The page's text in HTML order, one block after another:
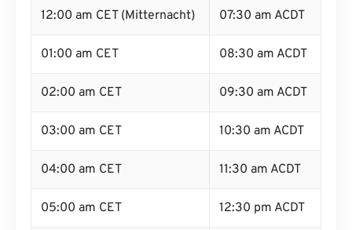
12:00 am CET (Mitternacht) 07:30 am ACDT
01:00 am CET 08:30 am ACDT
02:00 am CET 09:30 am ACDT
03:00 am CET 10:30 am ACDT
04:00 am CET 11:30 am ACDT
05:00 am CET 12:30 pm ACDT